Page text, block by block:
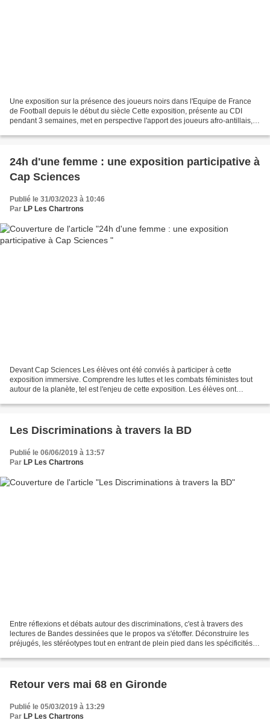
Une exposition sur la présence des joueurs noirs dans l'Equipe de France
de Football depuis le début du siècle Cette exposition, présente au CDI
pendant 3 semaines, met en perspective l'apport des joueurs afro-antillais,
24h d'une femme : une exposition participative à
Cap Sciences
Publié le 31/03/2023 à 10:46
Par LP Les Chartrons
Devant Cap Sciences Les élèves ont été conviés à participer à cette
exposition immersive. Comprendre les luttes et les combats féministes tout
autour de la planète, tel est l'enjeu de cette exposition. Les élèves ont
Les Discriminations à travers la BD
Publié le 06/06/2019 à 13:57
Par LP Les Chartrons
Entre réflexions et débats autour des discriminations, c'est à travers des
lectures de Bandes dessinées que le propos va s'étoffer. Déconstruire les
préjugés, les stéréotypes tout en entrant de plein pied dans les spécificités
Retour vers mai 68 en Gironde
Publié le 05/03/2019 à 13:29
Par LP Les Chartrons